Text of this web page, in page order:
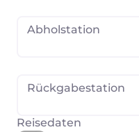
Abholstation
Rückgabestation
Reisedaten